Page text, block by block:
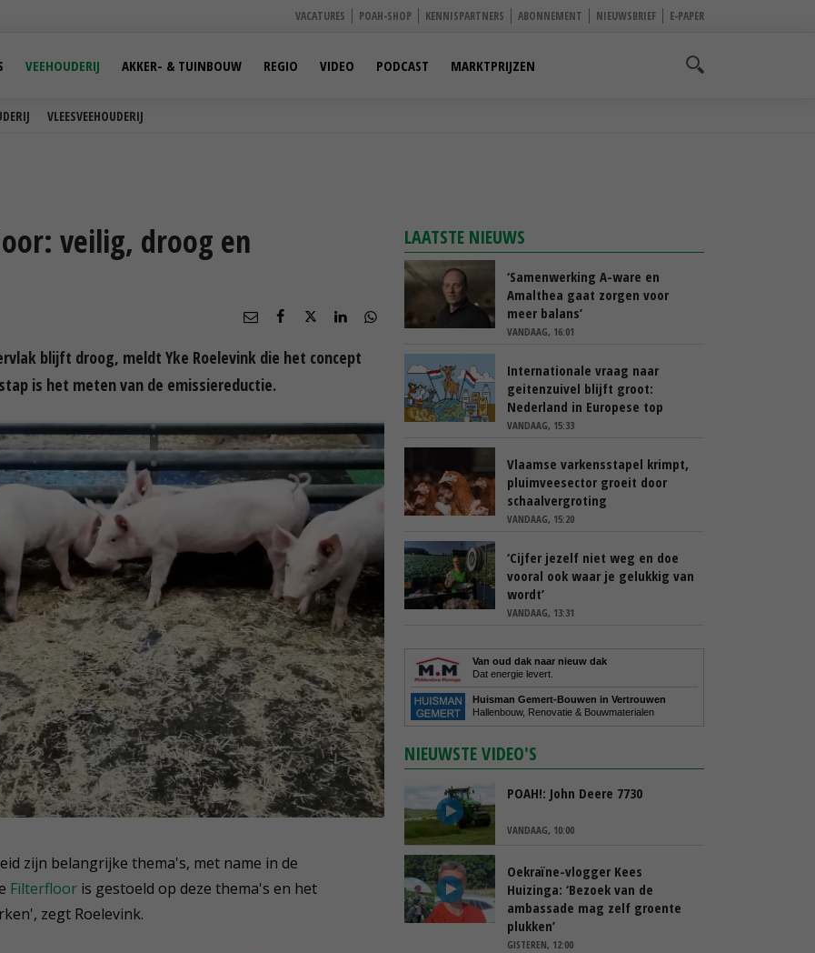
VACATURES POAH-SHOP KENNISPARTNERS ABONNEMENT NIEUWSBRIEF E-PAPER
VLEESVEEHOUDERIJ
VEEHOUDERIJ AKKER- & TUINBOUW REGIO VIDEO PODCAST MARKTPRIJZEN
veilig, droog en
blijft droog, meldt Yke Roelevink die het concept
is het meten van de emissiereductie.
zijn belangrijke thema's, met name in de
Filterfloor is gestoeld op deze thema's en het
zegt Roelevink.
LAATSTE NIEUWS
‘Samenwerking A-ware en
Amalthea gaat zorgen voor
meer balans’
VANDAAG, 16:01
Internationale vraag naar
geitenzuivel blijft groot:
Nederland in Europese top
VANDAAG, 15:33
Vlaamse varkensstapel krimpt,
pluimveesector groeit door
schaalvergroting
VANDAAG, 15:20
‘Cijfer jezelf niet weg en doe
vooral ook waar je gelukkig van
wordt’
VANDAAG, 13:31
Van oud dak naar nieuw dak
Dat energie levert.
Huisman Gemert-Bouwen in Vertrouwen
Hallenbouw, Renovatie & Bouwmaterialen
NIEUWSTE VIDEO'S
POAH!: John Deere 7730
VANDAAG, 10:00
Oekraïne-vlogger Kees
Huizinga: ‘Bezoek van de
ambassade mag zelf groente
plukken’
GISTEREN, 12:00